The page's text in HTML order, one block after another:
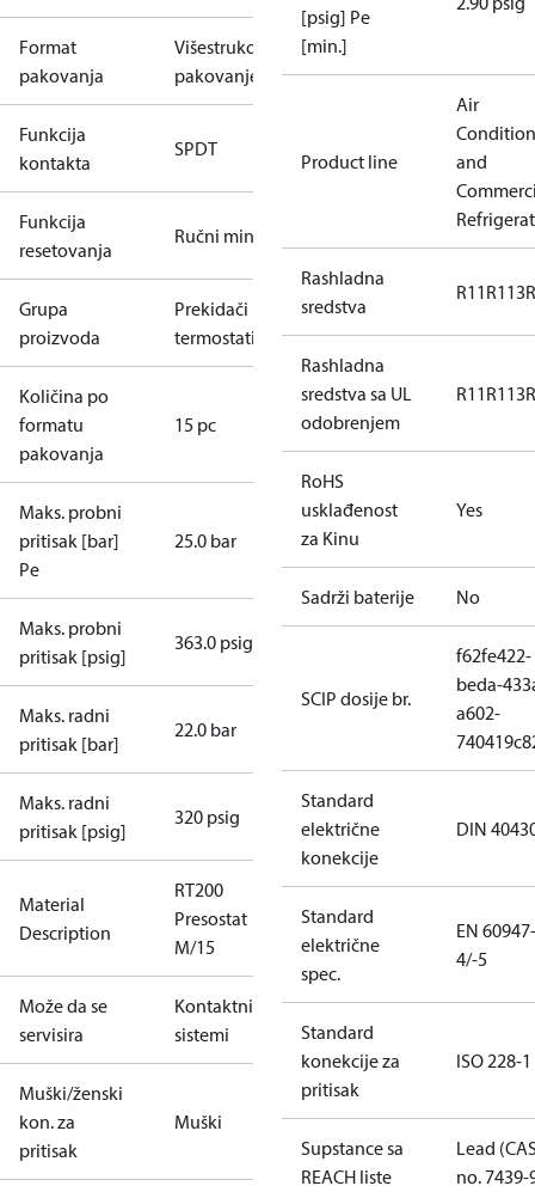
Format
pakovanja
Višestruko
pakovanje
Funkcija
kontakta
SPDT
Funkcija
resetovanja
Ručni min.
Grupa
proizvoda
Prekidači i
termostati
Količina po
formatu
pakovanja
15 pc
Maks. probni
pritisak [bar]
Pe
25.0 bar
Maks. probni
pritisak [psig]
363.0 psig
Maks. radni
pritisak [bar]
22.0 bar
Maks. radni
pritisak [psig]
320 psig
Material
Description
RT200
Presostat
M/15
Može da se
servisira
Kontaktni
sistemi
Muški/ženski
kon. za
pritisak
Muški
[psig] Pe
[min.]
Product line
Air
and
Rashladna
sredstva
R11R113
Rashladna
sredstva sa UL
odobrenjem
R11R113
RoHS
usklađenost
za Kinu
Yes
Sadrži baterije No
SCIP dosije br.
f62fe422-
beda-
a602-
Standard
električne
konekcije
DIN
Standard
električne
spec.
EN 60947-
4/-5
Standard
konekcije za
pritisak
ISO 228-1
Supstance sa
REACH liste
Lead
no. 7439-